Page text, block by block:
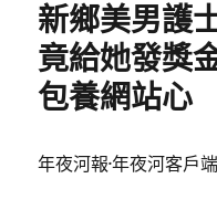
新鄉美男護
竟給她發獎
包養網站心
年夜河報·年夜河客戶